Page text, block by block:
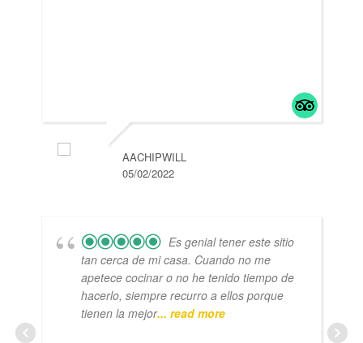
AACHIPWILL
05/02/2022
Es genial tener este sitio
tan cerca de mi casa. Cuando no me
apetece cocinar o no he tenido tiempo de
hacerlo, siempre recurro a ellos porque
tienen la mejor... read more